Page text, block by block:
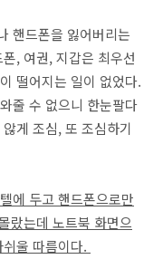
핸드폰을 잃어버리는
, 여권, 지갑은 최우선
떨어지는 일이 없었다.
줄 수 없으니 한눈팔다
게 조심, 또 조심하기
에 두고 핸드폰으로만
랐는데 노트북 화면으
울 따름이다.